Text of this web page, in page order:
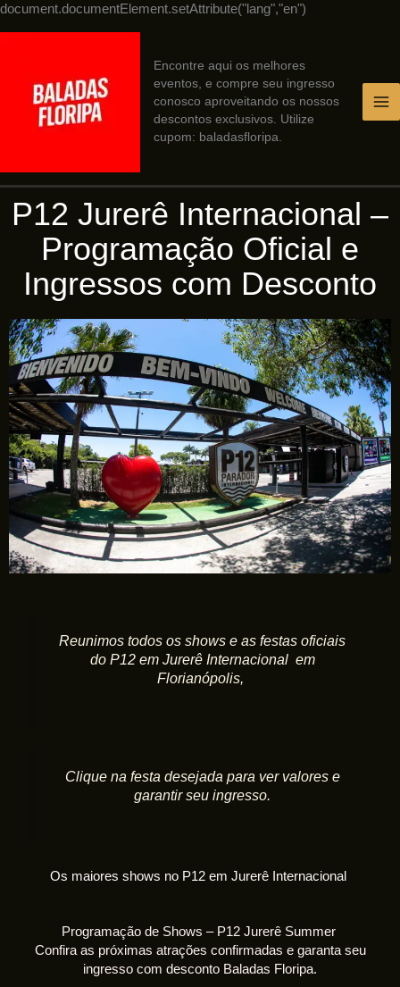
document.documentElement.setAttribute("lang","en")
Encontre aqui os melhores
eventos, e compre seu ingresso
conosco aproveitando os nossos
descontos exclusivos. Utilize
cupom: baladasfloripa.
P12 Jurerê Internacional –
Programação Oficial e
Ingressos com Desconto
Reunimos todos os shows e as festas oficiais
do P12 em Jurerê Internacional em
Florianópolis,
Clique na festa desejada para ver valores e
garantir seu ingresso.
Os maiores shows no P12 em Jurerê Internacional
Programação de Shows – P12 Jurerê Summer
Confira as próximas atrações confirmadas e garanta seu
ingresso com desconto Baladas Floripa.